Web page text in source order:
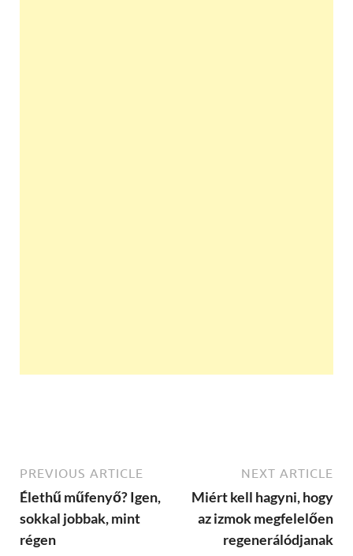
PREVIOUS ARTICLE
Élethű műfenyő? Igen,
sokkal jobbak, mint
régen
NEXT ARTICLE
Miért kell hagyni, hogy
az izmok megfelelően
regenerálódjanak